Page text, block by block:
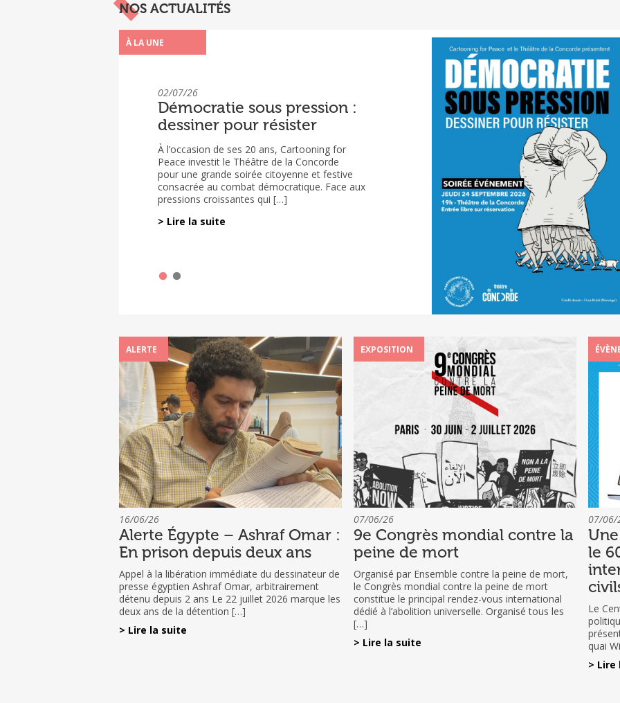
NOS ACTUALITÉS
À LA UNE
02/07/26
Démocratie sous pression :
dessiner pour résister
À l’occasion de ses 20 ans, Cartooning for
Peace investit le Théâtre de la Concorde
pour une grande soirée citoyenne et festive
consacrée au combat démocratique. Face aux
pressions croissantes qui […]
> Lire la suite
« Sous pression » : Rapport
sur la situation des
dessinateurs de presse
menacés dans le monde
2023-2025
Le rapport sur la situation des dessinateurs et
monde est sorti le 2 mars 2026. Il est le fruit
ALERTE
16/06/26
Alerte Égypte – Ashraf Omar :
En prison depuis deux ans
Appel à la libération immédiate du dessinateur de
presse égyptien Ashraf Omar, arbitrairement
détenu depuis 2 ans Le 22 juillet 2026 marque les
deux ans de la détention […]
> Lire la suite
EXPOSITION
07/06/26
9e Congrès mondial contre la
peine de mort
Organisé par Ensemble contre la peine de mort,
le Congrès mondial contre la peine de mort
constitue le principal rendez-vous international
dédié à l’abolition universelle. Organisé tous les
[…]
> Lire la suite
07/06/
le
Le
quai
> Lire